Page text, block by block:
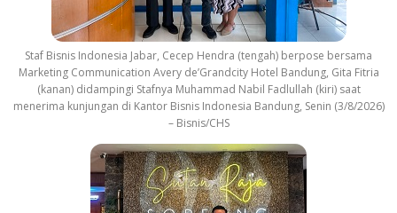
Staf Bisnis Indonesia Jabar, Cecep Hendra (tengah) berpose bersama
Marketing Communication Avery de’Grandcity Hotel Bandung, Gita Fitria
(kanan) didampingi Stafnya Muhammad Nabil Fadlullah (kiri) saat
menerima kunjungan di Kantor Bisnis Indonesia Bandung, Senin (3/8/2026)
– Bisnis/CHS